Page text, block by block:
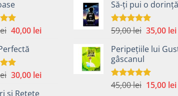
fost:
59,00 lei.
Prețul
a
fost:
49,00 lei.
40,00 leiPrețul
Prețul
30,00 leiPrețul
și Rețete
a
fost:
45,00 lei.
Să-ți pui o dorință
Evaluat la
59,00lei Prețul
a
59,00 lei.
35,00 lei
Peripețiile lui
gâscanul
Evaluat la
45,00lei Prețul
15,00 lei